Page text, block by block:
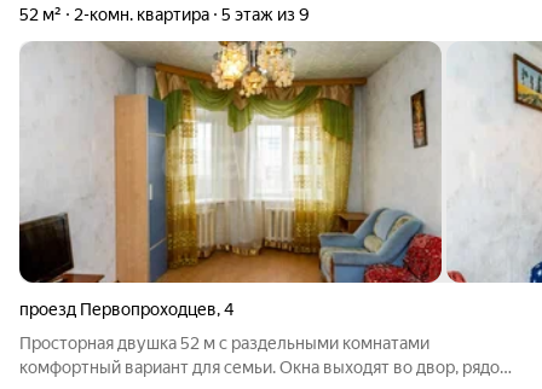
52 м² 2-комн. квартира 5 этаж из 9
проезд Первопроходцев,4
Просторная двушка 52 м с раздельными комнатами
комфортный вариант для семьи. Окна выходят во двор, рядом